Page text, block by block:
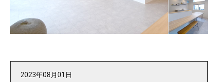
2023年08月01日